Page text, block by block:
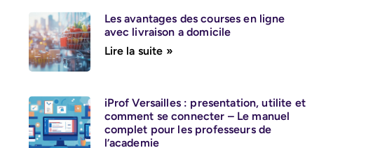
Les avantages des courses en ligne
avec livraison a domicile
Lire la suite »
iProf Versailles : presentation, utilite et
comment se connecter – Le manuel
complet pour les professeurs de
l’academie